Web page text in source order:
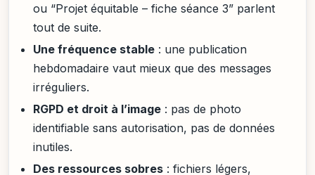
ou “Projet équitable – fiche séance 3” parlent
tout de suite.
Une fréquence stable : une publication
hebdomadaire vaut mieux que des messages
irréguliers.
RGPD et droit à l’image : pas de photo
identifiable sans autorisation, pas de données
inutiles.
Des ressources sobres : fichiers légers,